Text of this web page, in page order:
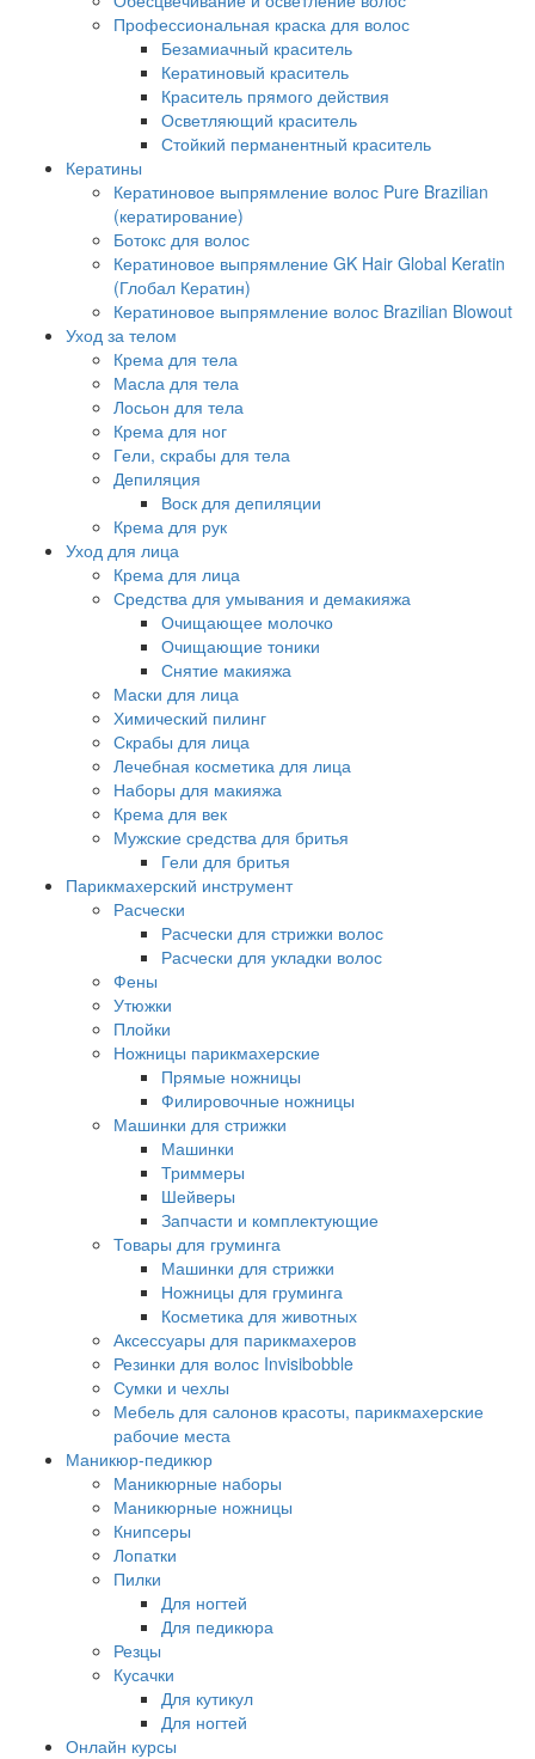
Профессиональная краска для волос
Безамиачный краситель
Кератиновый краситель
Краситель прямого действия
Осветляющий краситель
Стойкий перманентный краситель
Кератины
Кератиновое выпрямление волос Pure Brazilian
(кератирование)
Ботокс для волос
Кератиновое выпрямление GK Hair Global Keratin
(Глобал Кератин)
Кератиновое выпрямление волос Brazilian Blowout
Уход за телом
Крема для тела
Масла для тела
Лосьон для тела
Крема для ног
Гели, скрабы для тела
Депиляция
Воск для депиляции
Крема для рук
Уход для лица
Крема для лица
Средства для умывания и демакияжа
Очищающее молочко
Очищающие тоники
Снятие макияжа
Маски для лица
Химический пилинг
Скрабы для лица
Лечебная косметика для лица
Наборы для макияжа
Крема для век
Мужские средства для бритья
Гели для бритья
Парикмахерский инструмент
Расчески
Расчески для стрижки волос
Расчески для укладки волос
Фены
Утюжки
Плойки
Ножницы парикмахерские
Прямые ножницы
Филировочные ножницы
Машинки для стрижки
Машинки
Триммеры
Шейверы
Запчасти и комплектующие
Товары для груминга
Машинки для стрижки
Ножницы для груминга
Косметика для животных
Аксессуары для парикмахеров
Резинки для волос Invisibobble
Сумки и чехлы
Мебель для салонов красоты, парикмахерские
рабочие места
Маникюр-педикюр
Маникюрные наборы
Маникюрные ножницы
Книпсеры
Лопатки
Пилки
Для ногтей
Для педикюра
Резцы
Кусачки
Для кутикул
Для ногтей
Онлайн курсы